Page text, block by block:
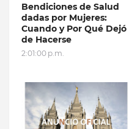
Bendiciones de Salud
dadas por Mujeres:
Cuando y Por Qué Dejó
de Hacerse
2:01:00 p.m.